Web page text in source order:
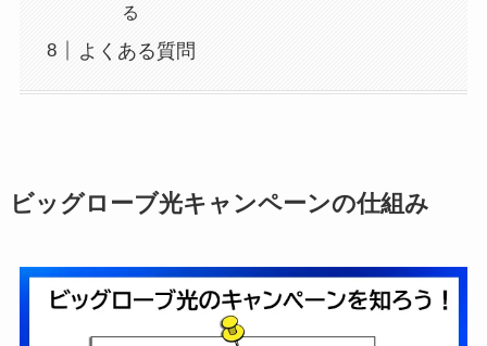
る
よくある質問
ビッグローブ光キャンペーンの仕組み